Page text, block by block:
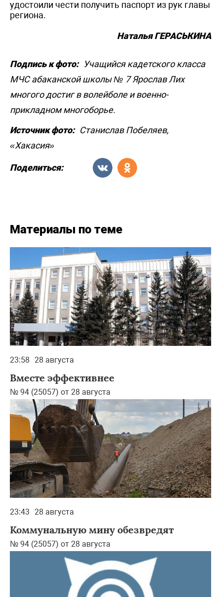
удостоили чести получить паспорт из рук главы
региона.
Наталья ГЕРАСЬКИНА
Подпись к фото:
Учащийся кадетского класса
МЧС абаканской школы № 7 Ярослав Лих
многого достиг в волейболе и военно-
прикладном многоборье.
Источник фото: Станислав Побеляев,
«Хакасия»
Поделиться:
Материалы по теме
23:58 28 августа
Вместе эффективнее
№ 94 (25057) от 28 августа
23:43 28 августа
Коммунальную мину обезвредят
№ 94 (25057) от 28 августа